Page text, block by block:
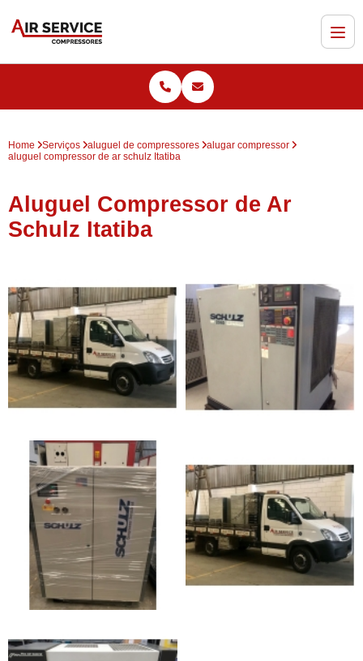
Home Serviços aluguel de compressores
alugar compressor
aluguel compressor de ar schulz Itatiba
Aluguel Compressor de Ar
Schulz Itatiba